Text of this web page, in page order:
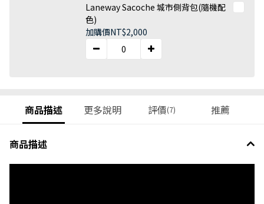
Laneway Sacoche 城市側背包(隨機配
色)
加購價NT$2,000
商品描述 更多說明 評價(7) 推薦
商品描述